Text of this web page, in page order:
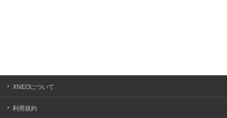
XNEOについて
利用規約